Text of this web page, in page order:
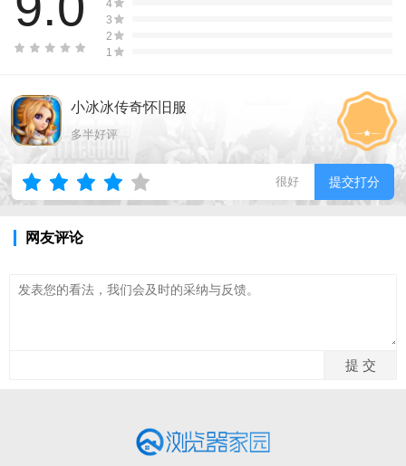
4
3
2
1
小冰冰传奇怀旧服
多半好评
很好 提交打分
网友评论